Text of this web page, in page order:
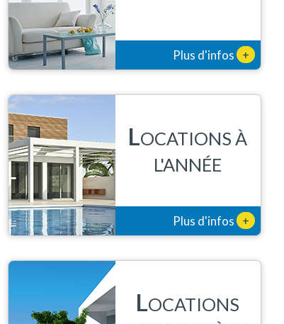
Plus d'infos +
LOCATIONS À
L'ANNÉE
Plus d'infos +
LOCATIONS